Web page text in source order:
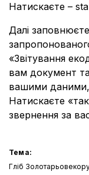
Натискаєте –
Далі
«Звітування
вам документ
вашими даними,
Натискаєте
звернення за
Тема:
Гліб Золотарьов